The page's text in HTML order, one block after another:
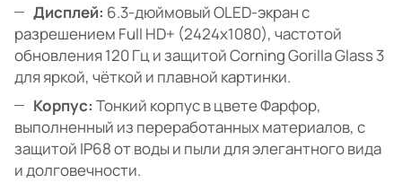
Дисплей: 6.3-дюймовый OLED-экран с
разрешением Full HD+ (2424x1080), частотой
обновления 120 Гц и защитой Corning Gorilla Glass 3
для яркой, чёткой и плавной картинки.
Корпус: Тонкий корпус в цвете Фарфор,
выполненный из переработанных материалов, с
защитой IP68 от воды и пыли для элегантного вида
и долговечности.